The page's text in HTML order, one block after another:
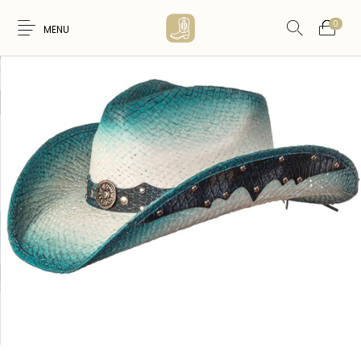
MENU 0
Nouveaux
Produits
FEMME HOMME
WESTERN &
COUNTRY
ARTISANAT
AMERINDIEN